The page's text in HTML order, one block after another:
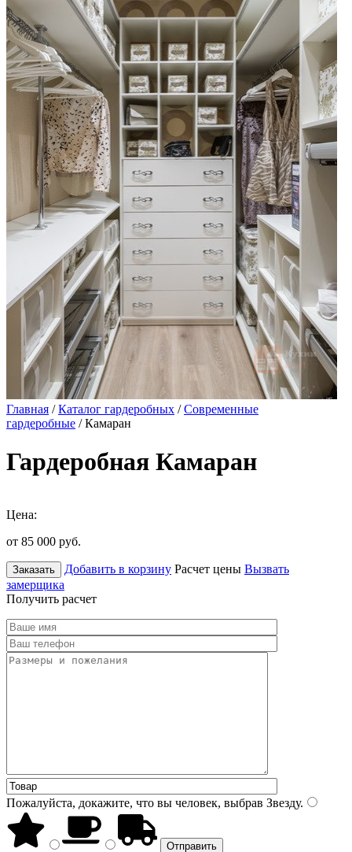
Главная /Каталог гардеробных /Современные
гардеробные / Камаран
Гардеробная Камаран
Цена:
от 85 000 руб.
Заказать Добавить в корзину Расчет цены Вызвать
замерщика
Получить расчет
Пожалуйста, докажите, что вы человек, выбрав Звезду.